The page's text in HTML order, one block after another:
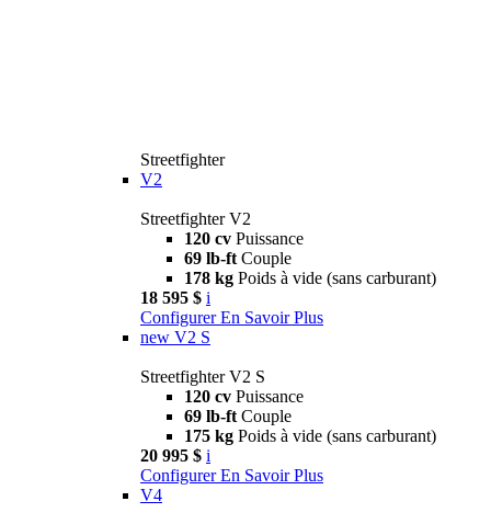
Streetfighter
V2
Streetfighter V2
120 cv Puissance
69 lb-ft Couple
178 kg Poids à vide (sans carburant)
18 595 $ i
Configurer En Savoir Plus
new V2 S
Streetfighter V2 S
120 cv Puissance
69 lb-ft Couple
175 kg Poids à vide (sans carburant)
20 995 $ i
Configurer En Savoir Plus
V4